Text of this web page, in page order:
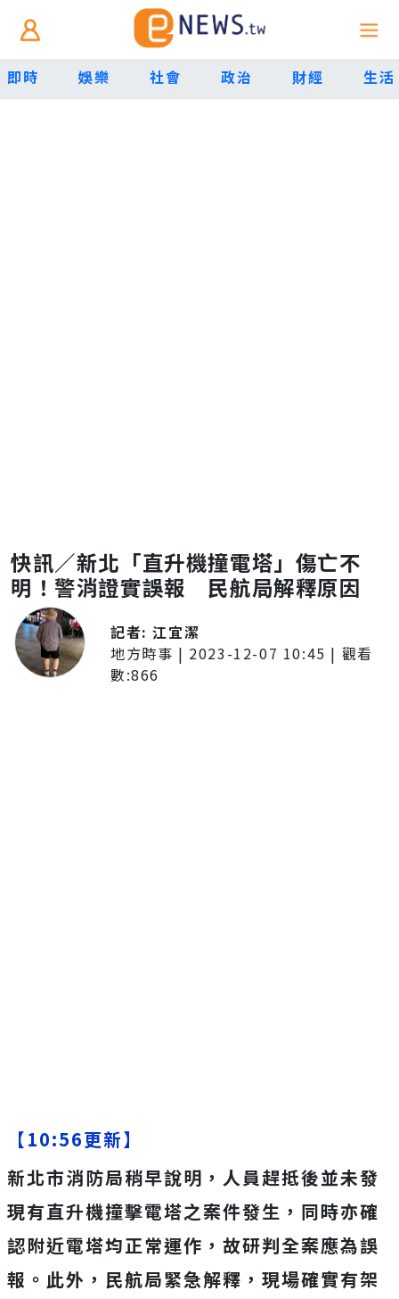
即時 娛樂 社會 政治 財經 生活
快訊／新北「直升機撞電塔」傷亡不
明！警消證實誤報 民航局解釋原因
記者:江宜潔
地方時事 | 2023-12-07 10:45 | 觀看
數:866
【10:56更新】
新北市消防局稍早說明，人員趕抵後並未發
現有直升機撞擊電塔之案件發生，同時亦確
認附近電塔均正常運作，故研判全案應為誤
報。此外，民航局緊急解釋，現場確實有架